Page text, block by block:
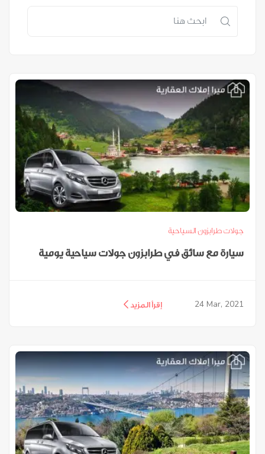
جولات طرابزون السياحية
سيارة مع سائق في طرابزون جولات سياحية يومية
24 Mar, 2021 إقرأ المزيد